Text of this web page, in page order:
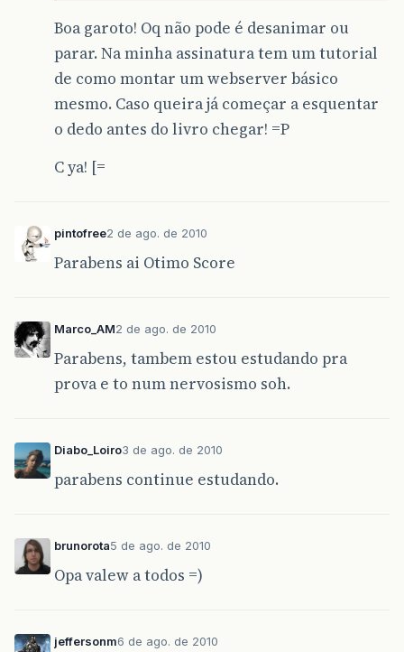
Boa garoto! Oq não pode é desanimar ou
parar. Na minha assinatura tem um tutorial
de como montar um webserver básico
mesmo. Caso queira já começar a esquentar
o dedo antes do livro chegar! =P
C ya! [=
pintofree2 de ago. de 2010
Parabens ai Otimo Score
Marco_AM2 de ago. de 2010
Parabens, tambem estou estudando pra
prova e to num nervosismo soh.
Diabo_Loiro3 de ago. de 2010
parabens continue estudando.
brunorota5 de ago. de 2010
Opa valew a todos =)
jeffersonm6 de ago. de 2010